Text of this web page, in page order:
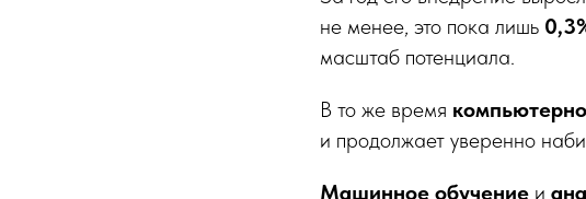
не менее, это пока лишь
масштаб потенциала.
В то же время
и продолжает уверенно
Машинное обучение и